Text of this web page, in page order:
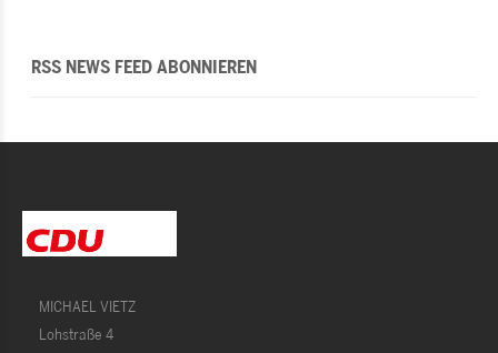
RSS NEWS FEED ABONNIEREN
MICHAEL VIETZ
Lohstraße 4